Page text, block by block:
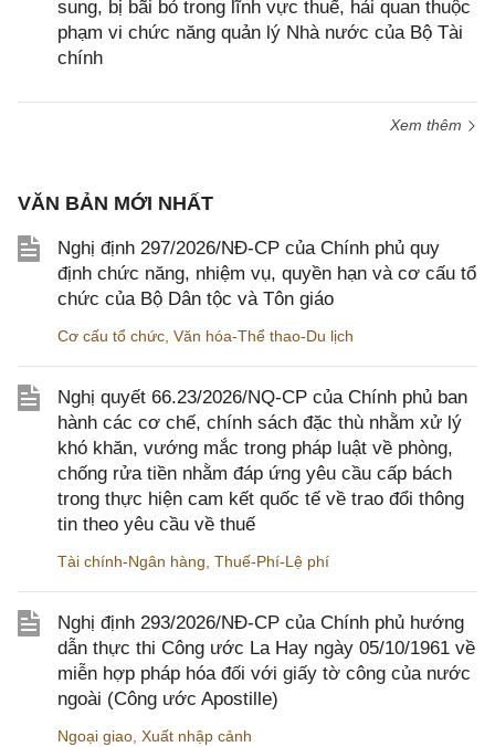
sung, bị bãi bỏ trong lĩnh vực thuế, hải quan thuộc
phạm vi chức năng quản lý Nhà nước của Bộ Tài
chính
Xem thêm
VĂN BẢN MỚI NHẤT
Nghị định 297/2026/NĐ-CP của Chính phủ quy
định chức năng, nhiệm vụ, quyền hạn và cơ cấu tổ
chức của Bộ Dân tộc và Tôn giáo
Cơ cấu tổ chức Văn hóa-Thể thao-Du lịch
Nghị quyết 66.23/2026/NQ-CP của Chính phủ ban
hành các cơ chế, chính sách đặc thù nhằm xử lý
khó khăn, vướng mắc trong pháp luật về phòng,
chống rửa tiền nhằm đáp ứng yêu cầu cấp bách
trong thực hiện cam kết quốc tế về trao đổi thông
tin theo yêu cầu về thuế
Tài chính-Ngân hàng Thuế-Phí-Lệ phí
Nghị định 293/2026/NĐ-CP của Chính phủ hướng
dẫn thực thi Công ước La Hay ngày 05/10/1961 về
miễn hợp pháp hóa đối với giấy tờ công của nước
ngoài (Công ước Apostille)
Ngoại giao Xuất nhập cảnh